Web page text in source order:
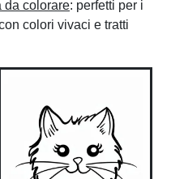
da colorare: perfetti per i
colori vivaci e tratti